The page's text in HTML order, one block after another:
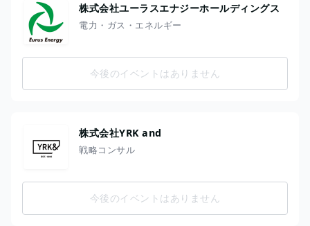
株式会社ユーラスエナジーホールディングス
電力・ガス・エネルギー
今後のイベントはありません
株式会社YRK and
戦略コンサル
今後のイベントはありません